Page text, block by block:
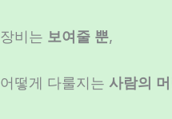
장비는 보여줄 뿐,
어떻게 다룰지는 사람의